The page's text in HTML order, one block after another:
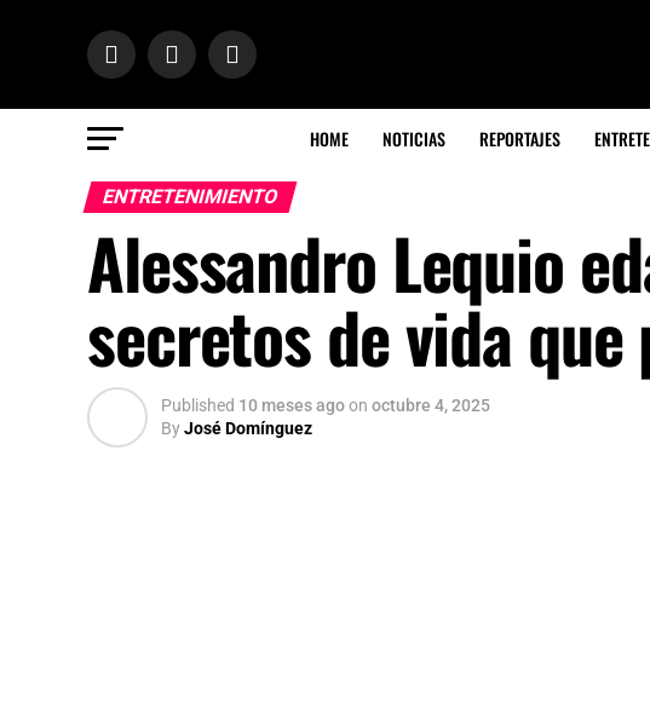
HOME NOTICIAS REPORTAJES
ENTRETENIMIENTO
Alessandro Lequio
secretos de vida que
Published 10 meses agoon octubre 4, 2025
ByJosé Domínguez